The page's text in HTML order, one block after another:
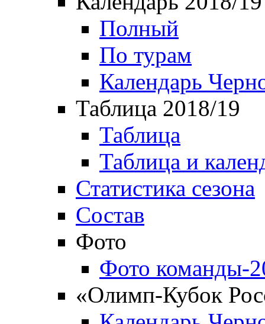
Полный
По турам
Календарь
Таблица 2018/19
Таблица
Таблица и
Статистика сезона
Состав
Фото
Фото команды-
«Олимп-Кубок